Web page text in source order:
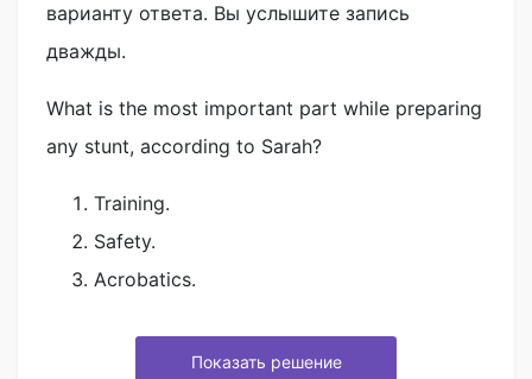
варианту ответа. Вы услышите запись
дважды.
What is the most important part while preparing
any stunt, according to Sarah?
Training.
Safety.
Acrobatics.
Показать решение